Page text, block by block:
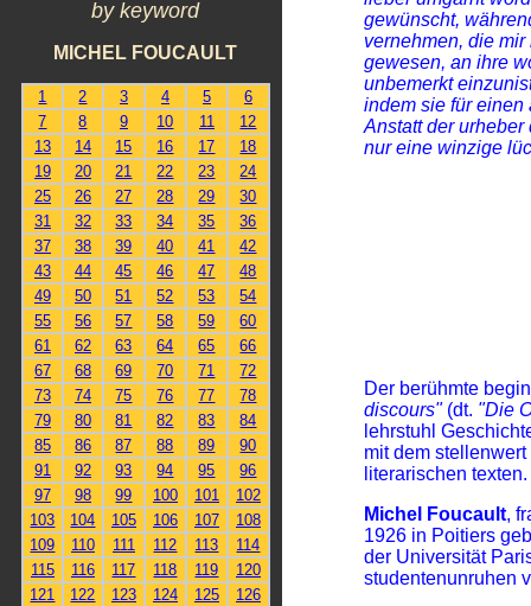
by keyword
MICHEL FOUCAULT
1 2 3 4 5
6
7
8 9 10 11
12
13
14 15 16 17
18
19
20 21 22 23
24
25
26 27 28 29
30
31
32 33 34 35
36
37
38 39 40 41
42
43
44 45 46 47
48
49
50 51 52 53
54
55
56 57 58 59
60
61
62 63 64 65
66
67
68 69 70 71
72
73
74 75 76 77
78
79
80 81 82 83
84
85
86 87 88 89
90
91
92 93 94 95
96
97
98 99 100 101
102
103
104 105 106 107
108
109
110 111 112 113
114
115
116 117 118 119
120
121
122 123 124 125
126
gewünscht,
vernehmen, die
gewesen, an ihre
unbemerkt
indem sie für
Anstatt der
nur eine winzige
Der berühmte
discours"(dt. "Die
lehrstuhl
mit dem
literarischen texten.
Michel Foucault,
1926 in Poitiers
der Universität
studentenunruhen